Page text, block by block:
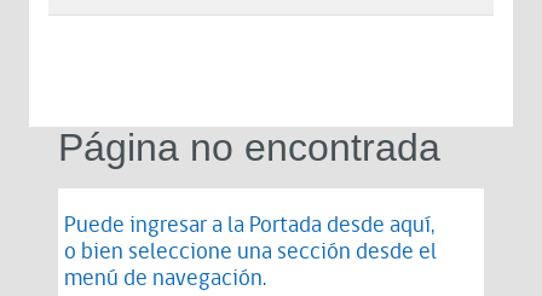
Página no encontrada
Puede ingresar a la Portada desde aquí,
o bien seleccione una sección desde el
menú de navegación.